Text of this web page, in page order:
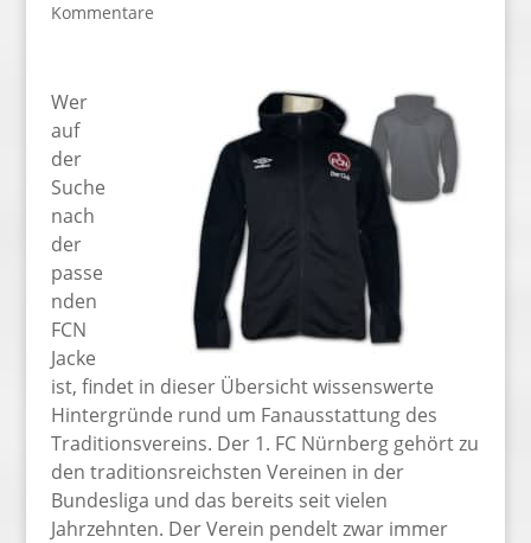
Kommentare
Wer
auf
der
Suche
nach
der
passe
nden
FCN
Jacke
ist, findet in dieser Übersicht wissenswerte
Hintergründe rund um Fanausstattung des
Traditionsvereins. Der 1. FC Nürnberg gehört zu
den traditionsreichsten Vereinen in der
Bundesliga und das bereits seit vielen
Jahrzehnten. Der Verein pendelt zwar immer